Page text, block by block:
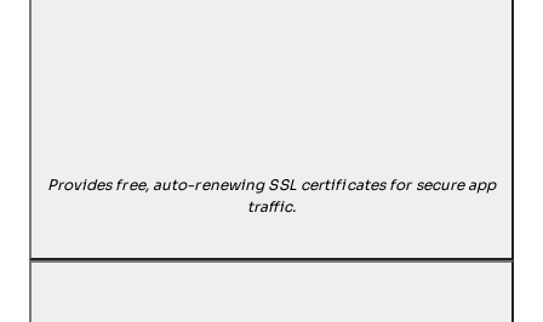
Provides free, auto-renewing SSL certificates for secure app
traffic.